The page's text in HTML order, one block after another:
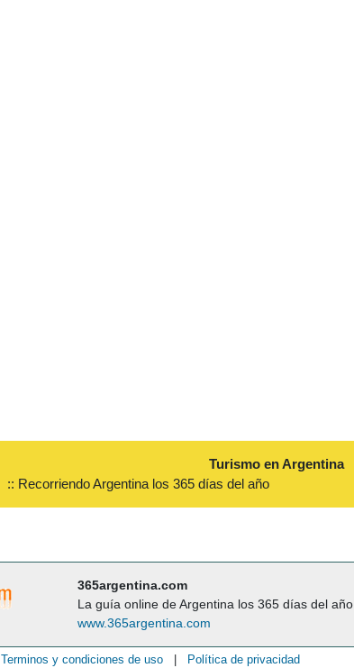
Turismo en Argentina
:: Recorriendo Argentina los 365 días del año
365argentina.com
La guía online de Argentina los 365 días del año
www.365argentina.com
Terminos y condiciones de uso Política de privacidad